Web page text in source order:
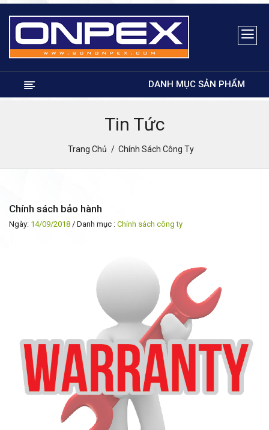
DANH MỤC SẢN PHẨM
Tin Tức
Trang Chủ Chính Sách Công Ty
Chính sách bảo hành
Ngày: 14/09/2018 / Danh mục : Chính sách công ty